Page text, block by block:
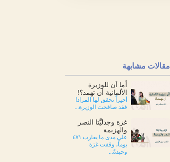
مقالات مشابهة
أما آن للوزيرة
الألمانية أن تهمد؟!
أخيراً تحقق لها المراد!
فقد صافحت الوزيرة...
غزة وجدليَّتا النصر
والهزيمة
على مدى ما يقارب ٤٧١
يوماً، وقفت غزة
وحيدةً...